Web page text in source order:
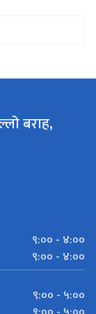
बराह,
९:०० - ४:००
९:०० - ४:००
९:०० - ५:००